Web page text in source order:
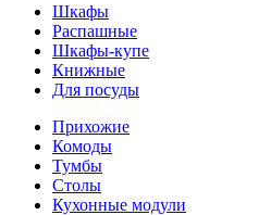
Шкафы
Распашные
Шкафы-купе
Книжные
Для посуды
Прихожие
Комоды
Тумбы
Столы
Кухонные модули